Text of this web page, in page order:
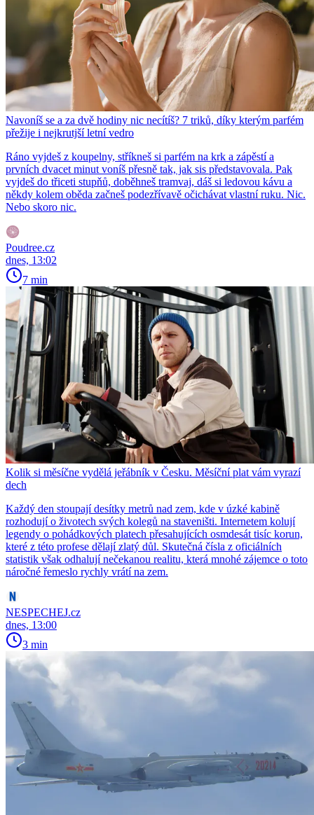
Navoníš se a za dvě hodiny nic necítíš? 7 triků, díky kterým parfém
přežije i nejkrutjší letní vedro
Ráno vyjdeš z koupelny, stříkneš si parfém na krk a zápěstí a
prvních dvacet minut voníš přesně tak, jak sis představovala. Pak
vyjdeš do třiceti stupňů, doběhneš tramvaj, dáš si ledovou kávu a
někdy kolem oběda začneš podezřívavě očichávat vlastní ruku. Nic.
Nebo skoro nic.
Poudree.cz
dnes, 13:02
7 min
Kolik si měsíčne vydělá jeřábník v Česku. Měsíční plat vám vyrazí
dech
Každý den stoupají desítky metrů nad zem, kde v úzké kabině
rozhodují o životech svých kolegů na staveništi. Internetem kolují
legendy o pohádkových platech přesahujících osmdesát tisíc korun,
které z této profese dělají zlatý důl. Skutečná čísla z oficiálních
statistik však odhalují nečekanou realitu, která mnohé zájemce o toto
náročné řemeslo rychly vrátí na zem.
NESPECHEJ.cz
dnes, 13:00
3 min